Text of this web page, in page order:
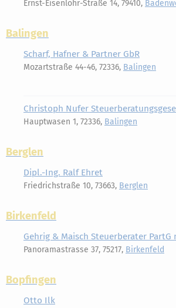
Ernst-Eisenlohr-Straße 14, 79410,
Balingen
Scharf, Hafner & Partner GbR
Mozartstraße 44-46, 72336, Balingen
Christoph Nufer
Hauptwasen 1, 72336, Balingen
Berglen
Dipl.-Ing. Ralf Ehret
Friedrichstraße 10, 73663, Berglen
Birkenfeld
Gehrig & Maisch Steuerberater PartG
Panoramastrasse 37, 75217, Birkenfeld
Bopfingen
Otto Ilk